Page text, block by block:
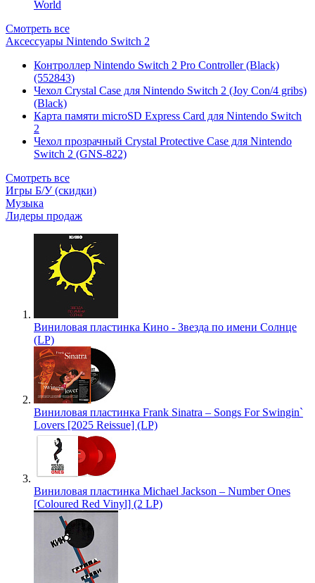
World
Смотреть все
Аксессуары Nintendo Switch 2
Контроллер Nintendo Switch 2 Pro Controller (Black)
(552843)
Чехол Сrystal Сase для Nintendo Switch 2 (Joy Con/4 gribs)
(Black)
Карта памяти microSD Express Card для Nintendo Switch
2
Чехол прозрачный Crystal Protective Case для Nintendo
Switch 2 (GNS-822)
Смотреть все
Игры Б/У (скидки)
Музыка
Лидеры продаж
Виниловая пластинка Кино - Звезда по имени Солнце
(LP)
Виниловая пластинка Frank Sinatra – Songs For Swingin`
Lovers [2025 Reissue] (LP)
Виниловая пластинка Michael Jackson – Number Ones
[Coloured Red Vinyl] (2 LP)